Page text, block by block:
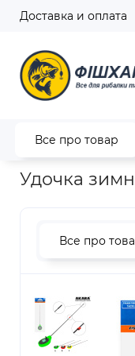
Доставка и оплата
Все про товар
Главная Зимний
Удочка
Все про